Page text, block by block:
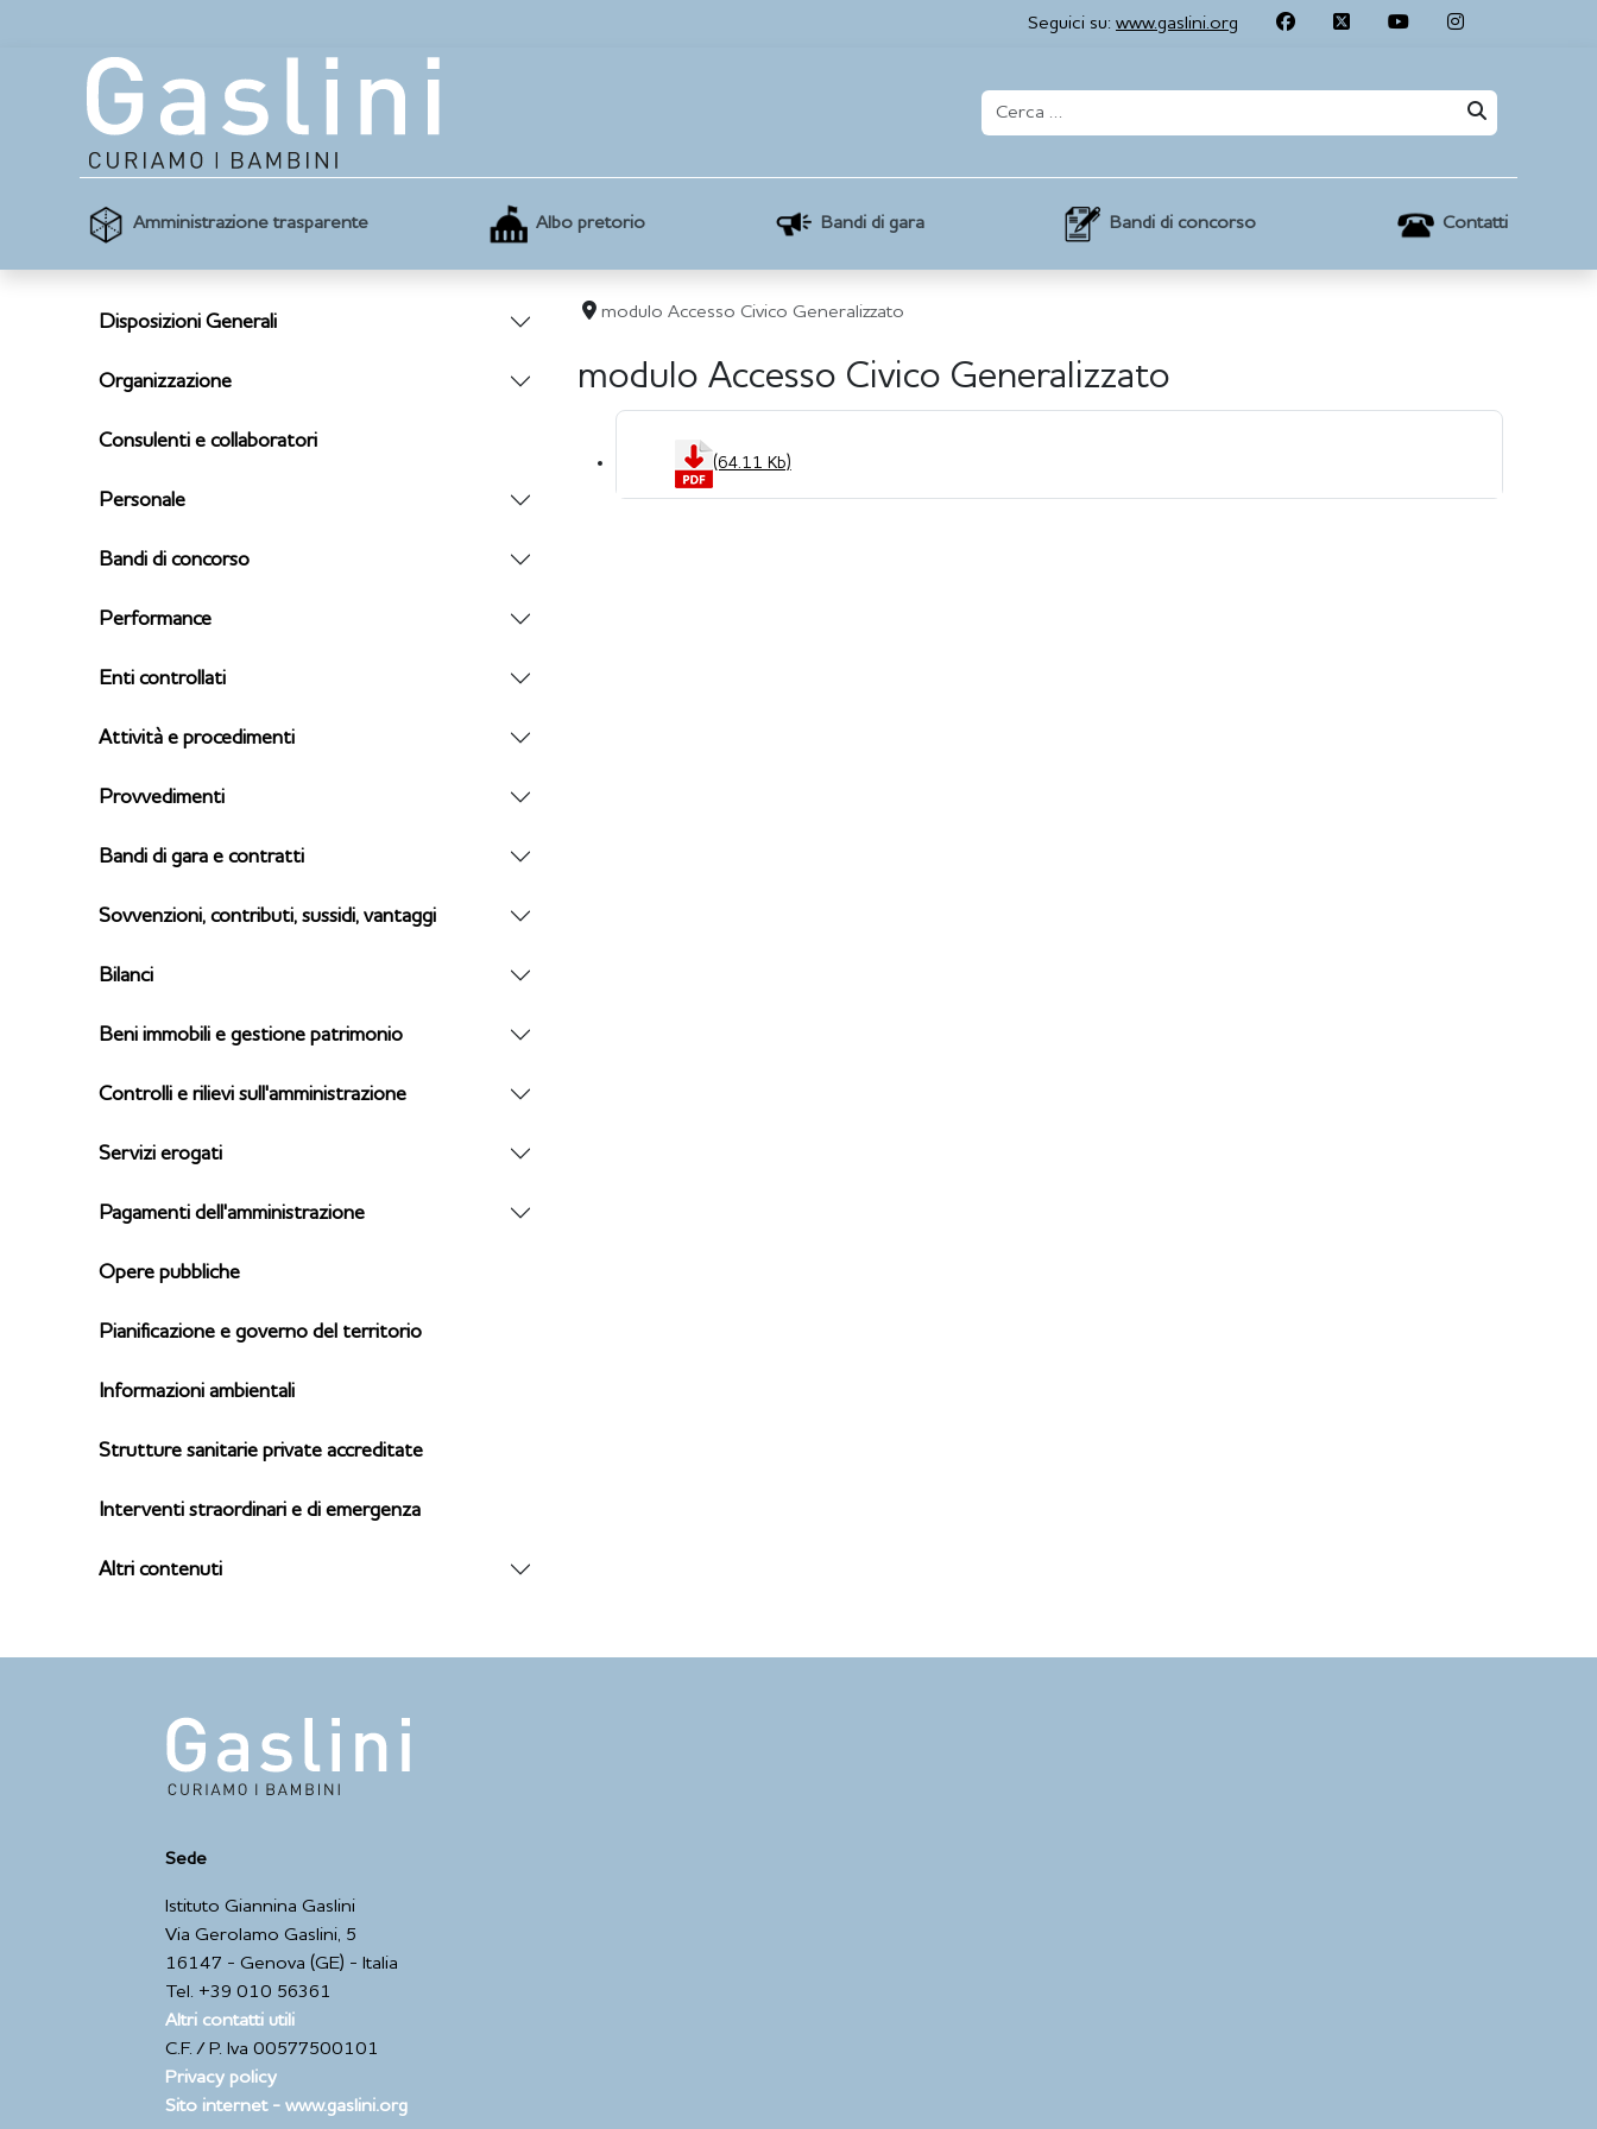
Seguici su: www.gaslini.org
Amministrazione trasparente Albo pretorio Bandi di gara Bandi di concorso Contatti
Disposizioni Generali
Organizzazione
Consulenti e collaboratori
Personale
Bandi di concorso
Performance
Enti controllati
Attività e procedimenti
Provvedimenti
Bandi di gara e contratti
Sovvenzioni, contributi, sussidi, vantaggi
Bilanci
Beni immobili e gestione patrimonio
Controlli e rilievi sull'amministrazione
Servizi erogati
Pagamenti dell'amministrazione
Opere pubbliche
Pianificazione e governo del territorio
Informazioni ambientali
Strutture sanitarie private accreditate
Interventi straordinari e di emergenza
Altri contenuti
modulo Accesso Civico Generalizzato
modulo Accesso Civico Generalizzato
(64.11 Kb)
Sede
Istituto Giannina Gaslini
Via Gerolamo Gaslini, 5
16147 - Genova (GE) - Italia
Tel. +39 010 56361
Altri contatti utili
C.F. / P. Iva 00577500101
Privacy policy
Sito internet - www.gaslini.org